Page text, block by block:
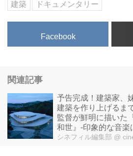
建築
ドキュメンタリー
Facebook
関連記事
予告完成！建築家、
建築を作り上げるま
監督が鮮明に描いた
和世』-印象的な音楽
石若駿！
シネフィル編集部 @